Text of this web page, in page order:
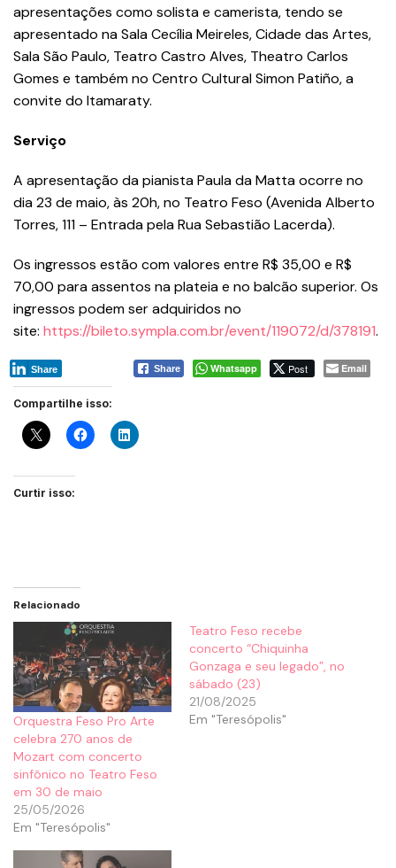
apresentações como solista e camerista, tendo se
apresentado na Sala Cecília Meireles, Cidade das Artes,
Sala São Paulo, Teatro Castro Alves, Theatro Carlos
Gomes e também no Centro Cultural Simon Patiño, a
convite do Itamaraty.
Serviço
A apresentação da pianista Paula da Matta ocorre no
dia 23 de maio, às 20h, no Teatro Feso (Avenida Alberto
Torres, 111 – Entrada pela Rua Sebastião Lacerda).
Os ingressos estão com valores entre R$ 35,00 e R$
70,00 para assentos na plateia e no balcão superior. Os
ingressos podem ser adquiridos no
site: https://bileto.sympla.com.br/event/119072/d/378191.
Share Whatsapp Post Email
Share
Compartilhe isso:
Curtir isso:
Relacionado
Orquestra Feso Pro Arte
celebra 270 anos de
Mozart com concerto
sinfônico no Teatro Feso
em 30 de maio
25/05/2026
Em "Teresópolis"
Teatro Feso recebe
concerto “Chiquinha
Gonzaga e seu legado”, no
sábado (23)
21/08/2025
Em "Teresópolis"